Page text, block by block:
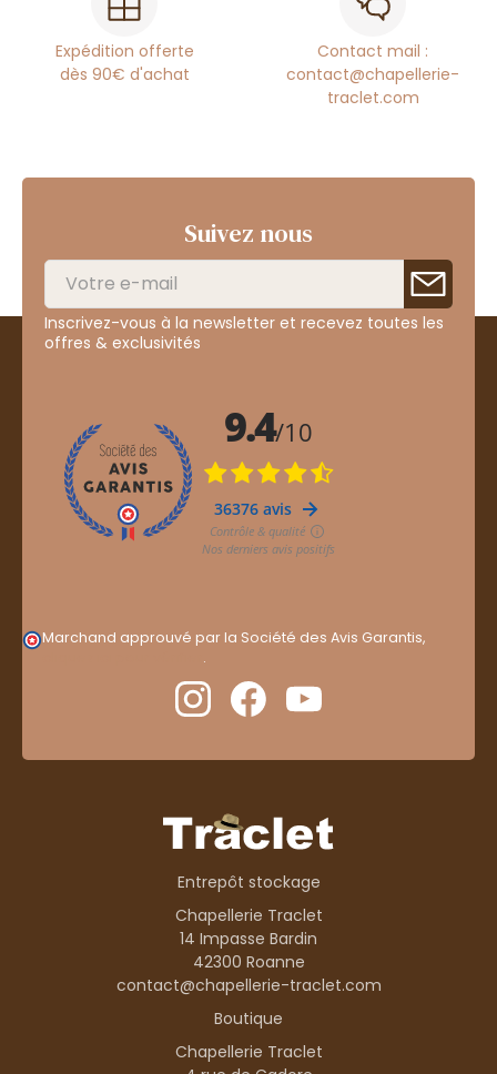
Expédition offerte
dès 90€ d'achat
Contact mail :
contact@chapellerie-
traclet.com
Suivez nous
Inscrivez-vous à la newsletter et recevez toutes les
offres & exclusivités
Marchand approuvé par la Société des Avis Garantis,
.
Entrepôt stockage
Chapellerie Traclet
14 Impasse Bardin
42300 Roanne
contact@chapellerie-traclet.com
Boutique
Chapellerie Traclet